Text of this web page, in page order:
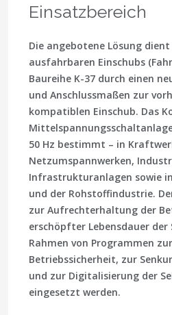
Einsatzbereich
Die angebotene Lösung
ausfahrbaren Einschubs
Baureihe K-37 durch einen
und Anschlussmaßen zur
kompatiblen Einschub. Das
50 Hz bestimmt – in
Netzumspannwerken,
Infrastrukturanlagen sowie
und der Rohstoffindustrie.
zur Aufrechterhaltung der
erschöpfter Lebensdauer der
Rahmen von Programmen
Betriebssicherheit, zur
und zur Digitalisierung der
eingesetzt werden.